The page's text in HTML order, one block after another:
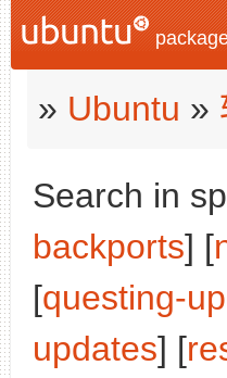
» Ubuntu »
Search in
backports] [
[questing-
updates] [